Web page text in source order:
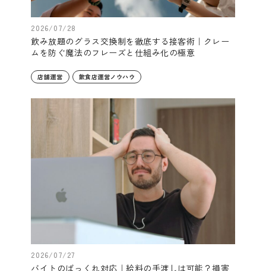
2026/07/28
飲み放題のグラス交換制を徹底する接客術｜クレー
ムを防ぐ魔法のフレーズと仕組み化の極意
店舗運営 飲食店運営ノウハウ
2026/07/27
バイトのばっくれ対応｜給料の手渡しは可能？損害